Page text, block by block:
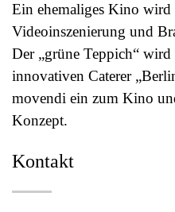
Ein ehemaliges Kino
Videoinszenierung und
Der „grüne Teppich“
innovativen Caterer
movendi ein zum Kino
Konzept.
Kontakt